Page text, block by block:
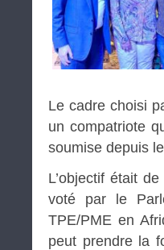
Le cadre choisi
un compatriote
soumise depuis
L’objectif était
voté par le
TPE/PME en
peut prendre la